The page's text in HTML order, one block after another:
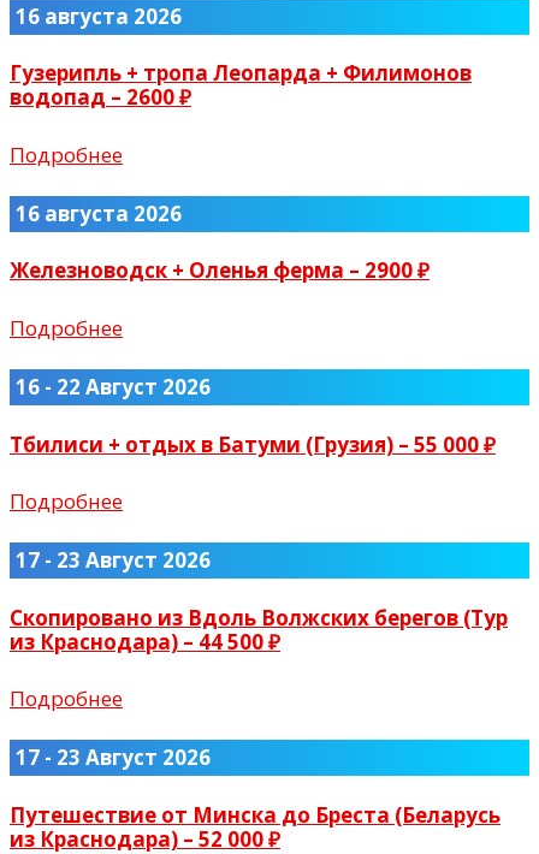
16 августа 2026
Гузерипль + тропа Леопарда + Филимонов
водопад – 2600 ₽
Подробнее
16 августа 2026
Железноводск + Оленья ферма – 2900 ₽
Подробнее
16 - 22 Август 2026
Тбилиси + отдых в Батуми (Грузия) – 55 000 ₽
Подробнее
17 - 23 Август 2026
Скопировано из Вдоль Волжских берегов (Тур
из Краснодара) – 44 500 ₽
Подробнее
17 - 23 Август 2026
Путешествие от Минска до Бреста (Беларусь
из Краснодара) – 52 000 ₽